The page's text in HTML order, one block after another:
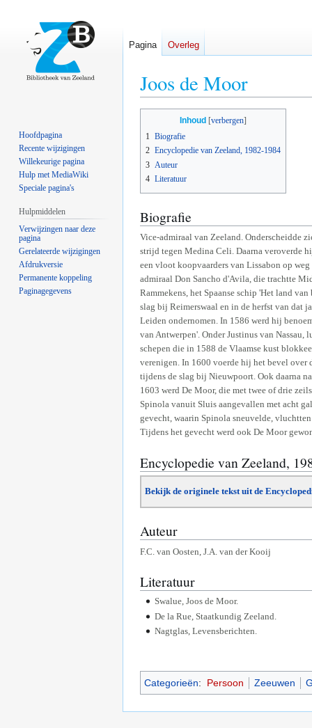
Joos de Moor
navigatie
springen
zoeken
springen
Inhoud
1 Biografie
2 Encyclopedie van Zeeland, 1982-1984
3 Auteur
4 Literatuur
Biografie
Vice-admiraal van Zeeland. Onderscheidde
strijd tegen Medina Celi. Daarna veroverde
een vloot koopvaarders van Lissabon op
admiraal Don Sancho d'Avila, die trachtte
Rammekens, het Spaanse schip 'Het land
slag bij Reimerswaal en in de herfst van dat
Leiden ondernomen. In 1586 werd hij
van Antwerpen'. Onder Justinus van
schepen die in 1588 de Vlaamse kust
verenigen. In 1600 voerde hij het bevel over
tijdens de slag bij Nieuwpoort. Ook daarna
1603 werd De Moor, die met twee of drie
Spinola vanuit Sluis aangevallen met acht
gevecht, waarin Spinola sneuvelde,
Tijdens het gevecht werd ook De Moor
Encyclopedie van Zeeland,
Bekijk de originele tekst uit de
Auteur
F.C. van Oosten, J.A. van der Kooij
Literatuur
Swalue, Joos de Moor.
De la Rue, Staatkundig Zeeland.
Nagtglas, Levensberichten.
Categorieën: Persoon Zeeuwen
Pagina Overleg
Hoofdpagina
Recente wijzigingen
Willekeurige pagina
Hulp met MediaWiki
Speciale pagina's
Hulpmiddelen
Verwijzingen naar deze
pagina
Gerelateerde wijzigingen
Afdrukversie
Permanente koppeling
Paginagegevens